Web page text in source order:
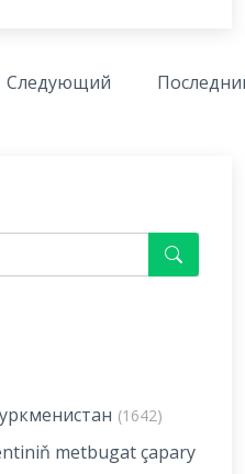
Следующий
(1642)
metbugat çapary